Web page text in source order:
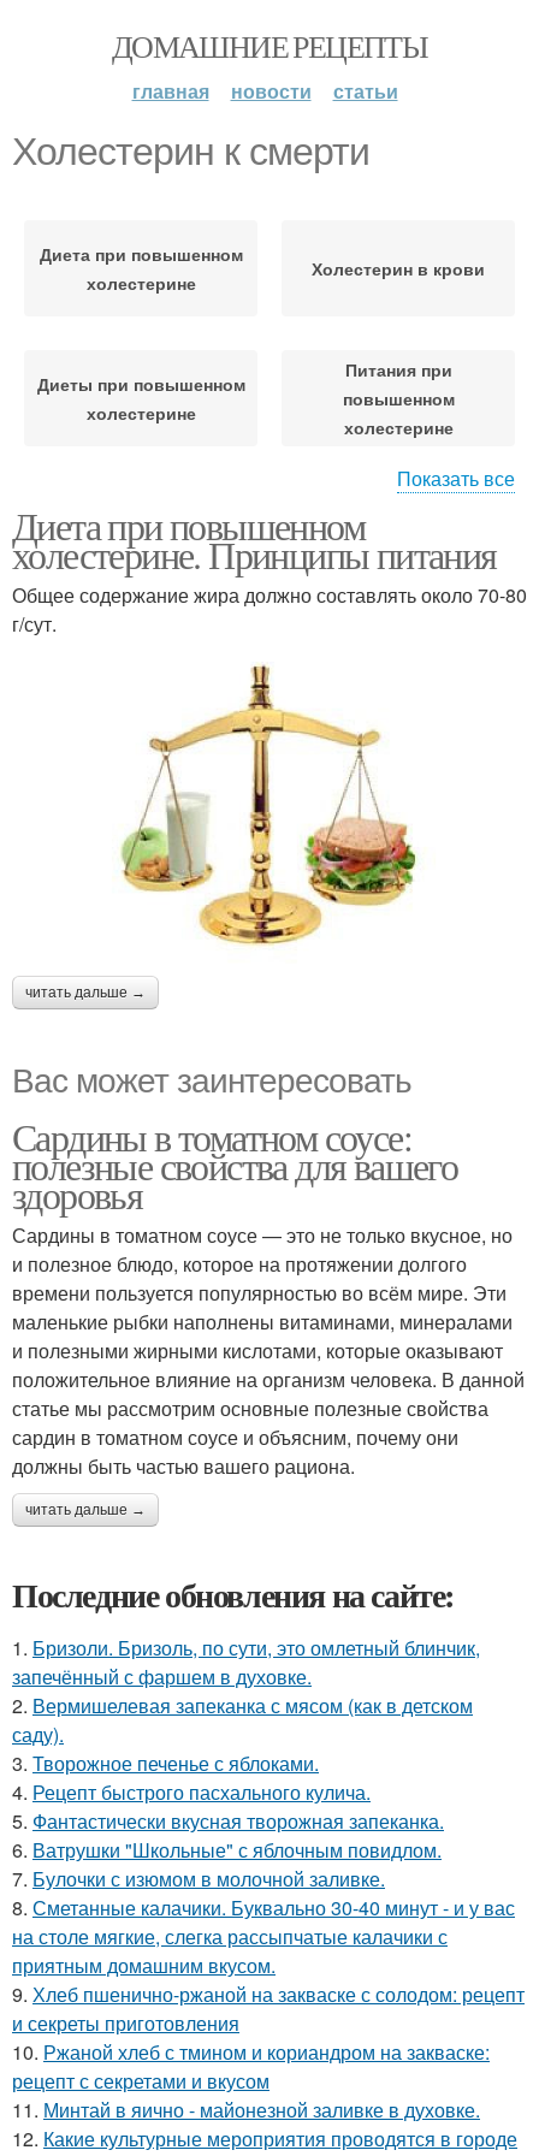
ДОМАШНИЕ РЕЦЕПТЫ
главная новости статьи
Холестерин к смерти
Диета при повышенном
холестерине
Холестерин в крови
Диеты при повышенном
холестерине
Питания при
повышенном
холестерине
повышенном
холестерине
холестерин
Бананы при
повышенном
холестерине
Показать все
Диета при повышенном
холестерине. Принципы питания
Общее содержание жира должно составлять около 70-80
г/сут.
читать дальше →
Вас может заинтересовать
Сардины в томатном соусе:
полезные свойства для вашего
здоровья
Сардины в томатном соусе — это не только вкусное, но
и полезное блюдо, которое на протяжении долгого
времени пользуется популярностью во всём мире. Эти
маленькие рыбки наполнены витаминами, минералами
и полезными жирными кислотами, которые оказывают
положительное влияние на организм человека. В данной
статье мы рассмотрим основные полезные свойства
сардин в томатном соусе и объясним, почему они
должны быть частью вашего рациона.
читать дальше →
Последние обновления на сайте:
1. Бризоли. Бризоль, по сути, это омлетный блинчик,
запечённый с фаршем в духовке.
2. Вермишелевая запеканка с мясом (как в детском
саду).
3. Творожное печенье с яблоками.
4. Рецепт быстрого пасхального кулича.
5. Фантастически вкусная творожная запеканка.
6. Ватрушки "Школьные" с яблочным повидлом.
7. Булочки с изюмом в молочной заливке.
8. Сметанные калачики. Буквально 30-40 минут - и у вас
на столе мягкие, слегка рассыпчатые калачики с
приятным домашним вкусом.
9. Хлеб пшенично-ржаной на закваске с солодом: рецепт
и секреты приготовления
10. Ржаной хлеб с тмином и кориандром на закваске:
рецепт с секретами и вкусом
11. Минтай в яично - майонезной заливке в духовке.
12. Какие культурные мероприятия проводятся в городе